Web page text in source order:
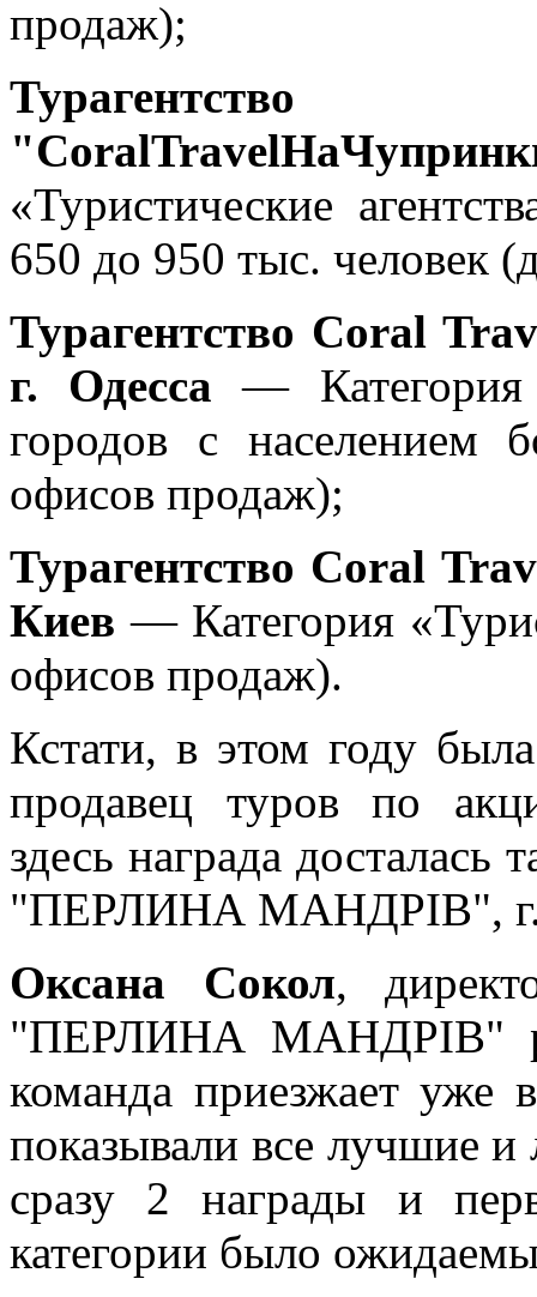
продаж);
«Туристические
650 до 950 тыс. человек
Турагентство Coral
г. Одесса — Категория
городов с населением
офисов продаж);
Турагентство Coral
Киев — Категория
офисов продаж).
Кстати, в этом году
продавец туров по
здесь награда досталась
"ПЕРЛИНА МАНДРІВ", г.
Оксана Сокол,
"ПЕРЛИНА МАНДРІВ"
команда приезжает
показывали все лучшие и
сразу 2 награды и
категории было